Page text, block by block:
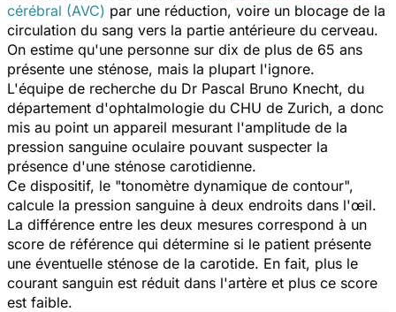
cérébral (AVC) par une réduction, voire un blocage de la
circulation du sang vers la partie antérieure du cerveau.
On estime qu'une personne sur dix de plus de 65 ans
présente une sténose, mais la plupart l'ignore.
L'équipe de recherche du Dr Pascal Bruno Knecht, du
département d'ophtalmologie du CHU de Zurich, a donc
mis au point un appareil mesurant l'amplitude de la
pression sanguine oculaire pouvant suspecter la
présence d'une sténose carotidienne.
Ce dispositif, le "tonomètre dynamique de contour",
calcule la pression sanguine à deux endroits dans l'œil.
La différence entre les deux mesures correspond à un
score de référence qui détermine si le patient présente
une éventuelle sténose de la carotide. En fait, plus le
courant sanguin est réduit dans l'artère et plus ce score
est faible.